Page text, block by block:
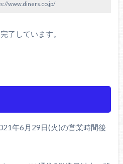
www.diners.co.jp/
了しています。
年6月29日(火)の営業時間後